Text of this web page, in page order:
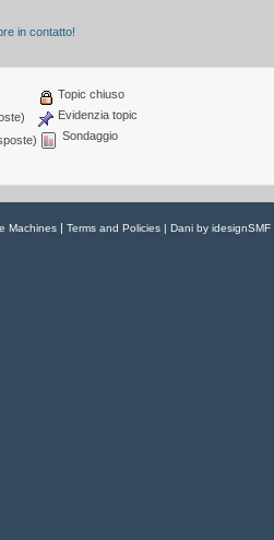
in contatto!
Topic chiuso
Evidenzia topic
Sondaggio
Machines Terms and Policies | Dani by idesignSMF